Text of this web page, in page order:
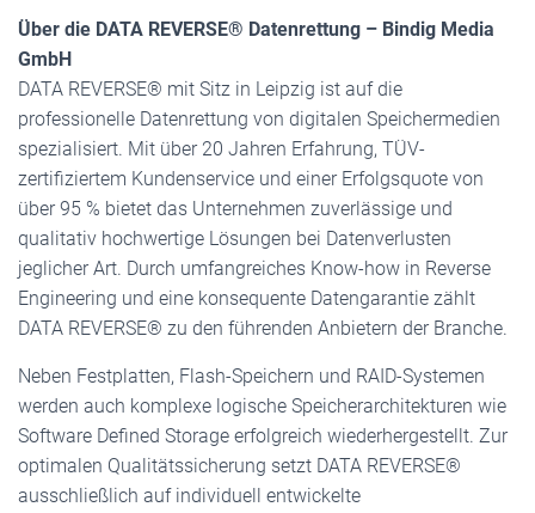
Über die DATA REVERSE® Datenrettung – Bindig Media
GmbH
DATA REVERSE® mit Sitz in Leipzig ist auf die
professionelle Datenrettung von digitalen Speichermedien
spezialisiert. Mit über 20 Jahren Erfahrung, TÜV-
zertifiziertem Kundenservice und einer Erfolgsquote von
über 95 % bietet das Unternehmen zuverlässige und
qualitativ hochwertige Lösungen bei Datenverlusten
jeglicher Art. Durch umfangreiches Know-how in Reverse
Engineering und eine konsequente Datengarantie zählt
DATA REVERSE® zu den führenden Anbietern der Branche.
Neben Festplatten, Flash-Speichern und RAID-Systemen
werden auch komplexe logische Speicherarchitekturen wie
Software Defined Storage erfolgreich wiederhergestellt. Zur
optimalen Qualitätssicherung setzt DATA REVERSE®
ausschließlich auf individuell entwickelte